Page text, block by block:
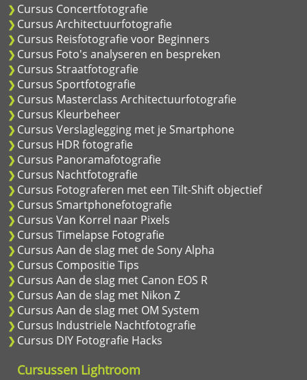
Cursus Concertfotografie
Cursus Architectuurfotografie
Cursus Reisfotografie voor Beginners
Cursus Foto's analyseren en bespreken
Cursus Straatfotografie
Cursus Sportfotografie
Cursus Masterclass Architectuurfotografie
Cursus Kleurbeheer
Cursus Verslaglegging met je Smartphone
Cursus HDR fotografie
Cursus Panoramafotografie
Cursus Nachtfotografie
Cursus Fotograferen met een Tilt-Shift objectief
Cursus Smartphonefotografie
Cursus Van Korrel naar Pixels
Cursus Timelapse Fotografie
Cursus Aan de slag met de Sony Alpha
Cursus Compositie Tips
Cursus Aan de slag met Canon EOS R
Cursus Aan de slag met Nikon Z
Cursus Aan de slag met OM System
Cursus Industriele Nachtfotografie
Cursus DIY Fotografie Hacks
Cursussen Lightroom